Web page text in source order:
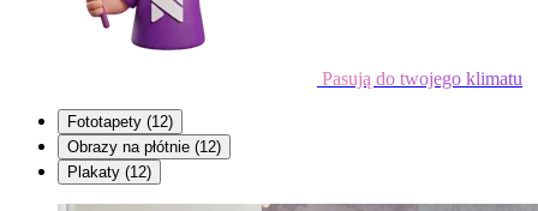
Pasują do twojego klimatu
Fototapety (12)
Obrazy na płótnie (12)
Plakaty (12)